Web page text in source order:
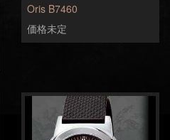
Oris B7460
価格未定